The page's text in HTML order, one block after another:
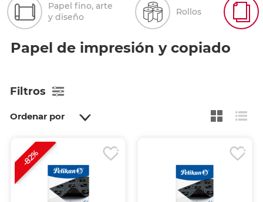
Papel fino, arte
y diseño
Rollos
Papel de impresión y copiado
Filtros
Ordenar por
-82%